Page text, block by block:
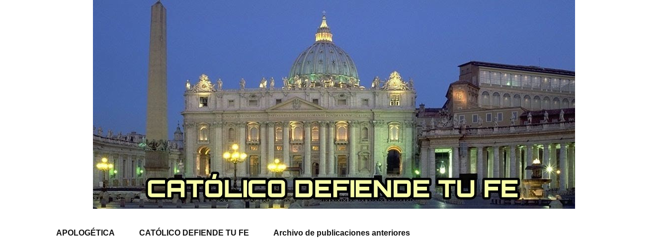
APOLOGÉTICA CATÓLICO DEFIENDE TU FE Archivo de publicaciones anteriores